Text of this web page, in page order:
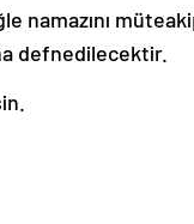
namazını
defnedilecektir.